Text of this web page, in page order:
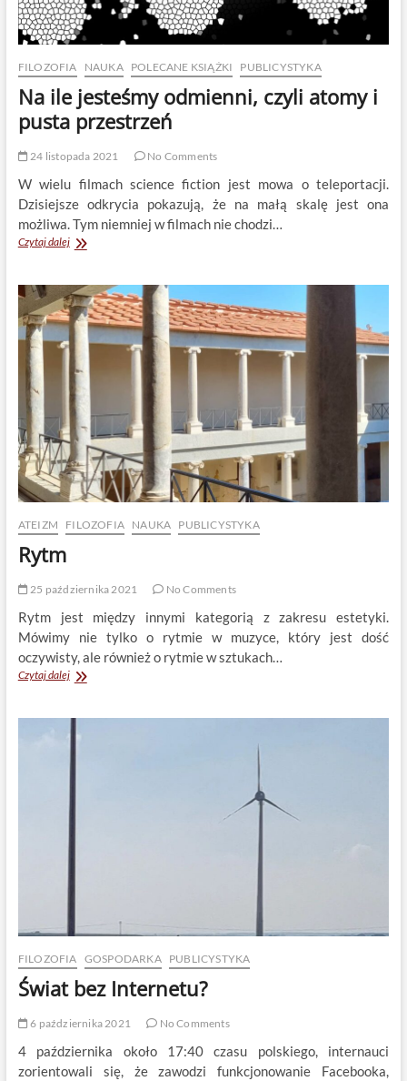
FILOZOFIA NAUKA POLECANE KSIĄŻKI PUBLICYSTYKA
Na ile jesteśmy odmienni, czyli atomy i
pusta przestrzeń
24 listopada 2021 No Comments
W wielu filmach science fiction jest mowa o teleportacji.
Dzisiejsze odkrycia pokazują, że na małą skalę jest ona
możliwa. Tym niemniej w filmach nie chodzi…
Czytaj dalejNa
odmienni,
czyli
atomy
i
pusta
przestrzeń
ATEIZM FILOZOFIA NAUKA PUBLICYSTYKA
Rytm
25 października 2021 No Comments
Rytm jest między innymi kategorią z zakresu estetyki.
Mówimy nie tylko o rytmie w muzyce, który jest dość
oczywisty, ale również o rytmie w sztukach…
Czytaj dalejRytm
FILOZOFIA GOSPODARKA PUBLICYSTYKA
Świat bez Internetu?
6 października 2021 No Comments
4 października około 17:40 czasu polskiego, internauci
zorientowali się, że zawodzi funkcjonowanie Facebooka,